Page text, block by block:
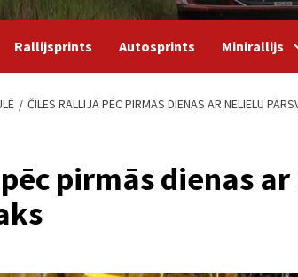
Rallijsprints Autosprints Minirallijs
ČĪLES RALLIJĀ PĒC PIRMĀS DIENAS AR NELIELU
pirmās dienas